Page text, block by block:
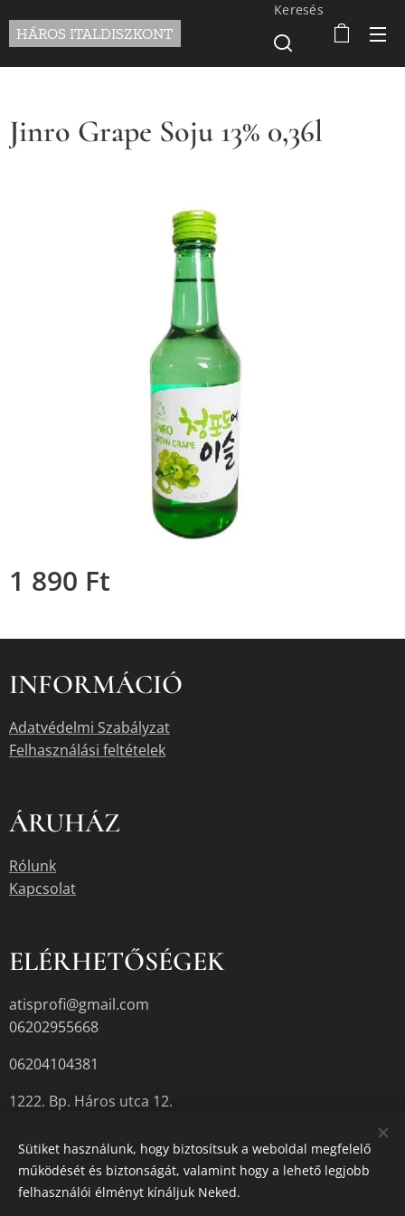
HÁROS ITALDISZKONT
Keresés
Jinro Grape Soju 13% 0,36l
1 890 Ft
INFORMÁCIÓ
Adatvédelmi Szabályzat
Felhasználási feltételek
ÁRUHÁZ
Rólunk
Kapcsolat
ELÉRHETŐSÉGEK
atisprofi@gmail.com
06202955668
06204104381
1222. Bp. Háros utca 12.
A termékek aktuális készletéről érdeklődjön az üzletben, vagy a
megadott elérhetőségek egyikén.
Sütiket használunk, hogy biztosítsuk a weboldal megfelelő
működését és biztonságát, valamint hogy a lehető legjobb
felhasználói élményt kínáljuk Neked.